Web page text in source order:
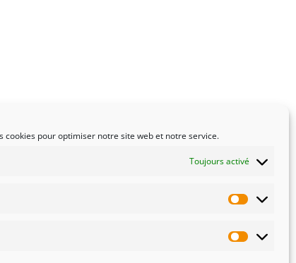
cookies pour optimiser notre site web et notre service.
Toujours activé
Marketing